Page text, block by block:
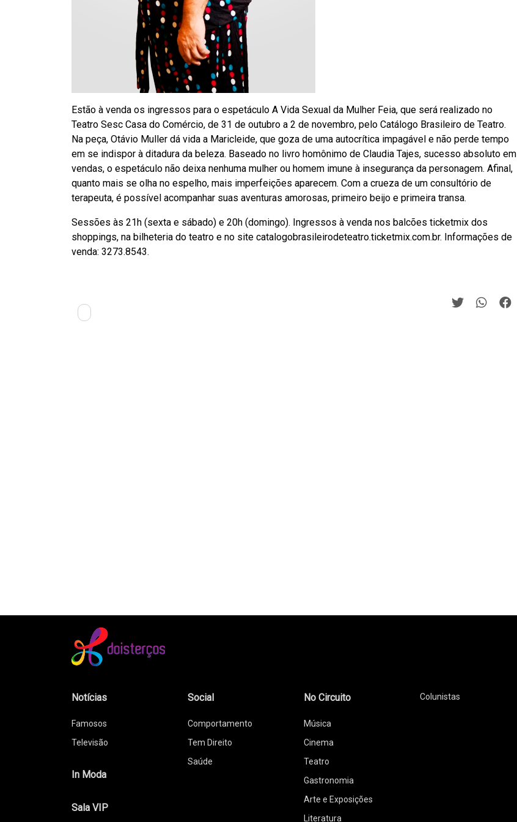
Estão à venda os ingressos para o espetáculo A Vida Sexual da Mulher Feia, que será realizado no
Teatro Sesc Casa do Comércio, de 31 de outubro a 2 de novembro, pelo Catálogo Brasileiro de Teatro.
Na peça, Otávio Muller dá vida a Maricleide, que goza de uma autocrítica impagável e não perde tempo
em se indispor à ditadura da beleza. Baseado no livro homônimo de Claudia Tajes, sucesso absoluto em
vendas, o espetáculo não deixa nenhuma mulher ou homem imune à insegurança da personagem. Afinal,
quanto mais se olha no espelho, mais imperfeições aparecem. Com a crueza de um consultório de
terapeuta, é possível acompanhar suas aventuras amorosas, primeiro beijo e primeira transa.
Sessões às 21h (sexta e sábado) e 20h (domingo). Ingressos à venda nos balcões ticketmix dos
shoppings, na bilheteria do teatro e no site catalogobrasileirodeteatro.ticketmix.com.br. Informações de
venda: 3273.8543.
Notícias
Famosos
Televisão
In Moda
Sala VIP
Social
Comportamento
Tem Direito
Saúde
No Circuito
Música
Cinema
Teatro
Gastronomia
Arte e Exposições
Literatura
Colunistas